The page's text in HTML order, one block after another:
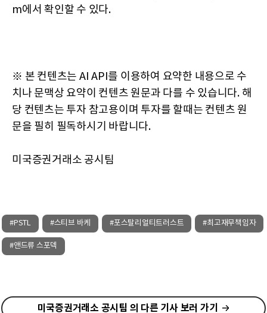
m에서 확인할 수 있다.
※ 본 컨텐츠는 AI API를 이용하여 요약한 내용으로 수
치나 문맥상 요약이 컨텐츠 원문과 다를 수 있습니다. 해
당 컨텐츠는 투자 참고용이며 투자를 할때는 컨텐츠 원
문을 필히 필독하시기 바랍니다.
미국증권거래소 공시팀
#PSTL #스티브 바케 #포스탈리얼티트러스트 #최고재무책임자
#앤드류 스포덱
미국증권거래소 공시팀 의 다른 기사 보러 가기